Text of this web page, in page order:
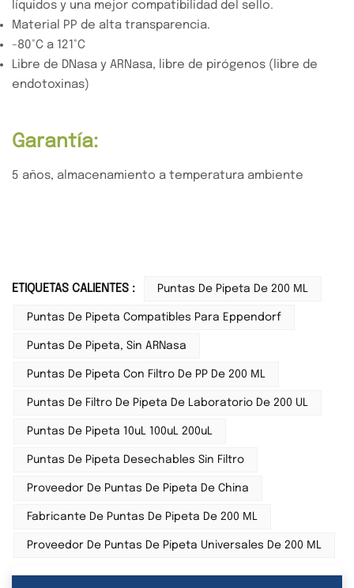
líquidos y una mejor compatibilidad del sello.
Material PP de alta transparencia.
-80°C a 121°C
Libre de DNasa y ARNasa, libre de pirógenos (libre de
endotoxinas)
Garantía:
5 años, almacenamiento a temperatura ambiente
ETIQUETAS CALIENTES : Puntas De Pipeta De 200 ΜL
Puntas De Pipeta Compatibles Para Eppendorf
Puntas De Pipeta, Sin ARNasa
Puntas De Pipeta Con Filtro De PP De 200 ΜL
Puntas De Filtro De Pipeta De Laboratorio De 200 UL
Puntas De Pipeta 10uL 100uL 200uL
Puntas De Pipeta Desechables Sin Filtro
Proveedor De Puntas De Pipeta De China
Fabricante De Puntas De Pipeta De 200 ΜL
Proveedor De Puntas De Pipeta Universales De 200 ΜL